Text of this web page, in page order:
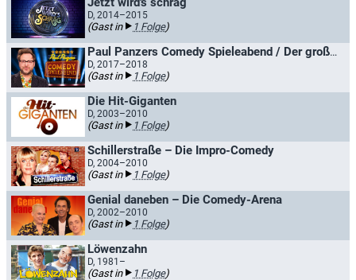
D, 2014–2015
(Gast in 1 Folge)
Paul Panzers Comedy Spieleabend / Der große Freitagabend Comedy Spieleabend
D, 2017–2018
(Gast in 1 Folge)
Die Hit-Giganten
D, 2003–2010
(Gast in 1 Folge)
Schillerstraße – Die Impro-Comedy
D, 2004–2010
(Gast in 1 Folge)
Genial daneben – Die Comedy-Arena
D, 2002–2010
(Gast in 1 Folge)
Löwenzahn
D, 1981–
(Gast in 1 Folge)